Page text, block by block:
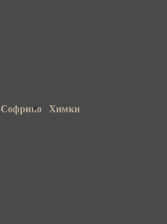
Софрино Химки